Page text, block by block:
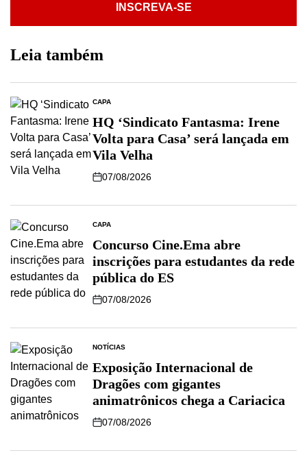
INSCREVA-SE
Leia também
CAPA
HQ ‘Sindicato Fantasma: Irene
Volta para Casa’ será lançada em
Vila Velha
07/08/2026
CAPA
Concurso Cine.Ema abre
inscrições para estudantes da rede
pública do ES
07/08/2026
NOTÍCIAS
Exposição Internacional de
Dragões com gigantes
animatrônicos chega a Cariacica
07/08/2026